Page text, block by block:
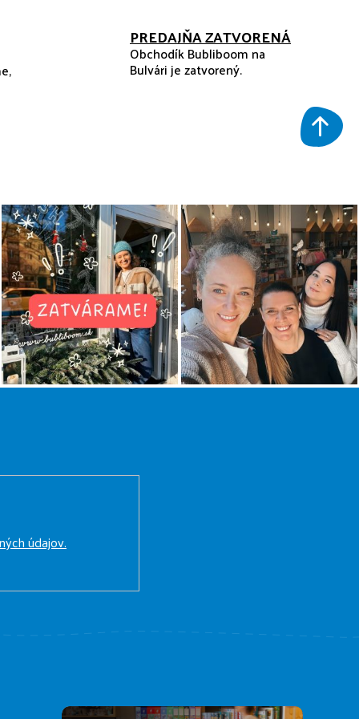
PREDAJŇA ZATVORENÁ
Obchodík Bubliboom na
Bulvári je zatvorený.
údajov.